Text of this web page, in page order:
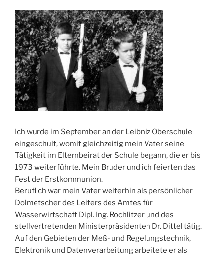
Ich wurde im September an der Leibniz Oberschule
eingeschult, womit gleichzeitig mein Vater seine
Tätigkeit im Elternbeirat der Schule begann, die er bis
1973 weiterführte. Mein Bruder und ich feierten das
Fest der Erstkommunion.
Beruflich war mein Vater weiterhin als persönlicher
Dolmetscher des Leiters des Amtes für
Wasserwirtschaft Dipl. Ing. Rochlitzer und des
stellvertretenden Ministerpräsidenten Dr. Dittel tätig.
Auf den Gebieten der Meß- und Regelungstechnik,
Elektronik und Datenverarbeitung arbeitete er als